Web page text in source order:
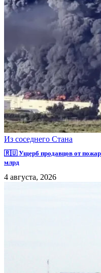
Из соседнего Стана
🇷🇺 Ущерб продавцов от
млрд
4 августа, 2026